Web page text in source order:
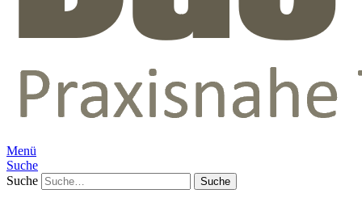
Menü
Suche
Suche